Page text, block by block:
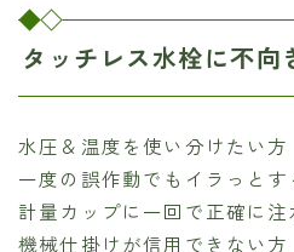
タッチレス水栓に不向
水圧＆温度を使い分けたい方
一度の誤作動でもイラっとす
計量カップに一回で正確に注
機械仕掛けが信用できない方